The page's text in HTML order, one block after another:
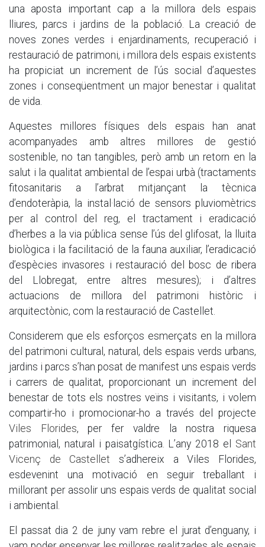
una aposta important cap a la millora dels espais
lliures, parcs i jardins de la població. La creació de
noves zones verdes i enjardinaments, recuperació i
restauració de patrimoni, i millora dels espais existents
ha propiciat un increment de l’ús social d’aquestes
zones i conseqüentment un major benestar i qualitat
de vida.
Aquestes millores físiques dels espais han anat
acompanyades amb altres millores de gestió
sostenible, no tan tangibles, però amb un retorn en la
salut i la qualitat ambiental de l’espai urbà (tractaments
fitosanitaris a l’arbrat mitjançant la tècnica
d’endoteràpia, la instal·lació de sensors pluviomètrics
per al control del reg, el tractament i eradicació
d’herbes a la via pública sense l’ús del glifosat, la lluita
biològica i la facilitació de la fauna auxiliar, l’eradicació
d’espècies invasores i restauració del bosc de ribera
del Llobregat, entre altres mesures); i d’altres
actuacions de millora del patrimoni històric i
arquitectònic, com la restauració de Castellet.
Considerem que els esforços esmerçats en la millora
del patrimoni cultural, natural, dels espais verds urbans,
jardins i parcs s’han posat de manifest uns espais verds
i carrers de qualitat, proporcionant un increment del
benestar de tots els nostres veïns i visitants, i volem
compartir-ho i promocionar-ho a través del projecte
Viles Florides, per fer valdre la nostra riquesa
patrimonial, natural i paisatgística. L’any 2018 el Sant
Vicenç de Castellet s’adhereix a Viles Florides,
esdevenint una motivació en seguir treballant i
millorant per assolir uns espais verds de qualitat social
i ambiental.
El passat dia 2 de juny vam rebre el jurat d’enguany, i